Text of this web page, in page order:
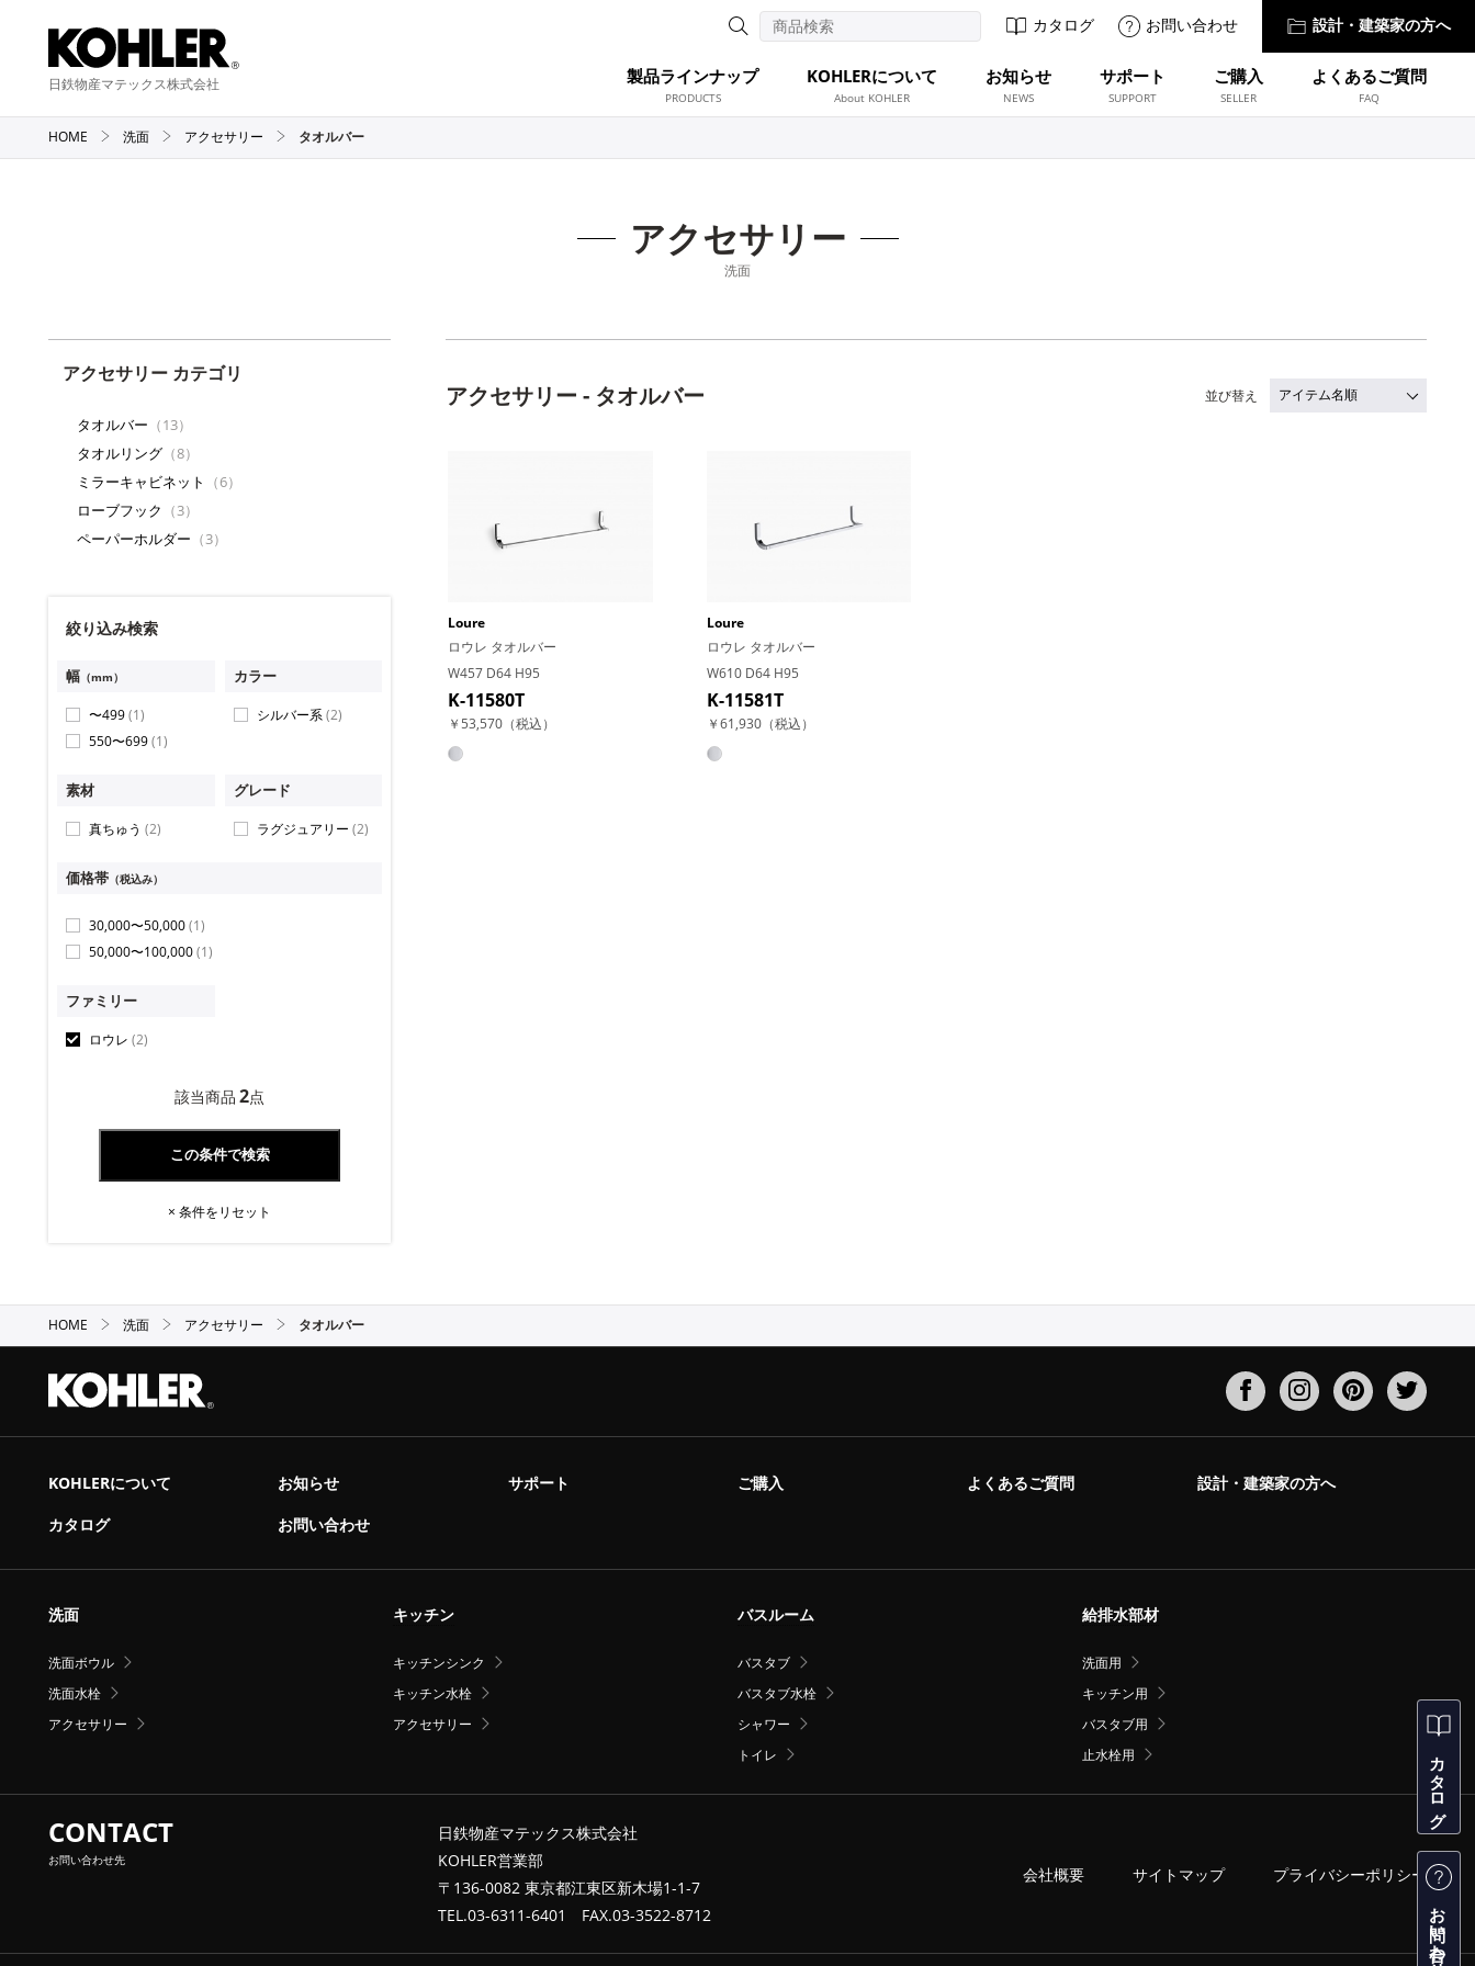
日鉄物産マテックス株式会社
カタログ お問い合わせ 設計・建築家の方へ
製品ラインナップ
PRODUCTS
KOHLERについて
About KOHLER
お知らせ
NEWS
サポート
SUPPORT
ご購入
SELLER
よくあるご質問
FAQ
カタログ
お問い合わせ
HOME 洗面 アクセサリー タオルバー
アクセサリー
洗面
アクセサリー - タオルバー 並び替え
Loure
ロウレ タオルバー
W457 D64 H95
K-11580T
￥53,570（税込）
Loure
ロウレ タオルバー
W610 D64 H95
K-11581T
￥61,930（税込）
アクセサリー カテゴリ
タオルバー （13）
タオルリング （8）
ミラーキャビネット
（6）
ローブフック （3）
ペーパーホルダー （3）
絞り込み検索
幅 （mm）
〜499(1)
550〜699(1)
カラー
シルバー系(2)
素材
真ちゅう (2)
グレード
ラグジュアリー (2)
価格帯 （税込み）
30,000〜50,000(1)
50,000〜100,000(1)
ファミリー
ロウレ (2)
該当商品 2点
× 条件をリセット
HOME 洗面 アクセサリー タオルバー
KOHLERについて お知らせ サポート ご購入 よくあるご質問
設計・建築家の方へ
カタログ
お問い合わせ
洗面
洗面ボウル
洗面水栓
アクセサリー
キッチン
キッチンシンク
キッチン水栓
アクセサリー
バスルーム
バスタブ
バスタブ水栓
シャワー
トイレ
給排水部材
洗面用
キッチン用
バスタブ用
止水栓用
CONTACT
お問い合わせ先
日鉄物産マテックス株式会社
KOHLER営業部
〒136-0082 東京都江東区新木場1-1-7
TEL.03-6311-6401 FAX.03-3522-8712
会社概要 サイトマップ プライバシーポリシー